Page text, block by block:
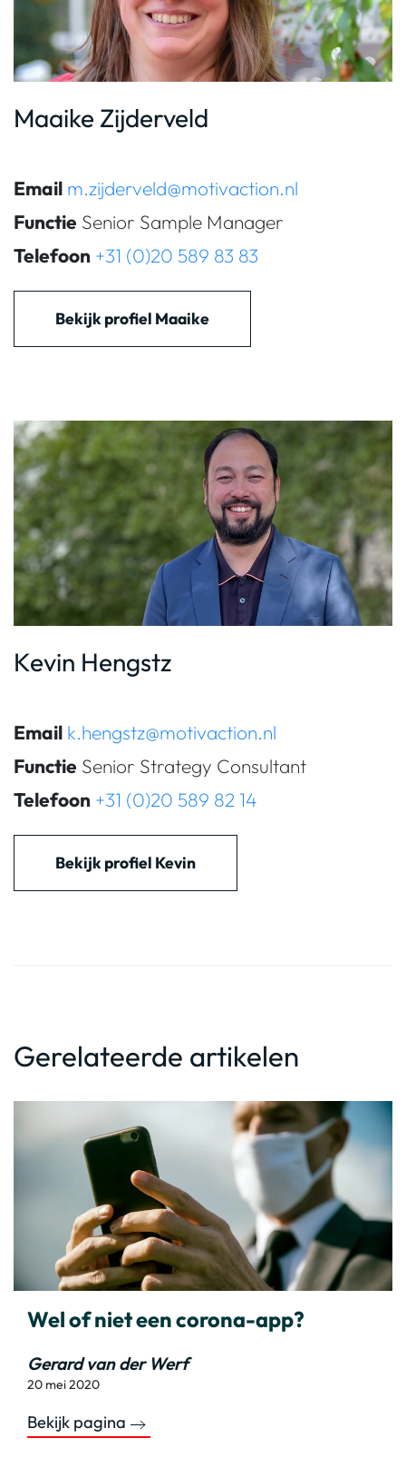
Maaike Zijderveld
Email m.zijderveld@motivaction.nl
Functie Senior Sample Manager
Telefoon +31 (0)20 589 83 83
Bekijk profiel Maaike
Kevin Hengstz
Email k.hengstz@motivaction.nl
Functie Senior Strategy Consultant
Telefoon +31 (0)20 589 82 14
Bekijk profiel Kevin
Gerelateerde artikelen
Wel of niet een corona-app?
Gerard van der Werf
20 mei 2020
Bekijk pagina